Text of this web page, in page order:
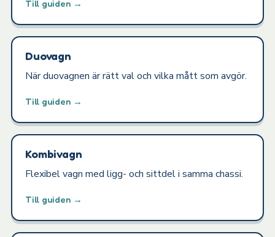
Till guiden →
Duovagn
När duovagnen är rätt val och vilka mått som avgör.
Till guiden →
Kombivagn
Flexibel vagn med ligg- och sittdel i samma chassi.
Till guiden →